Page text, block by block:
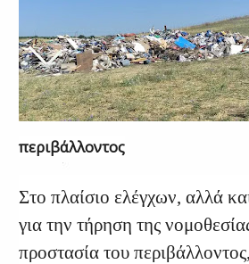
περιβάλλοντος
Στο πλαίσιο ελέγχων, αλλά
για την τήρηση της
προστασία του